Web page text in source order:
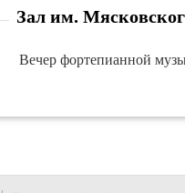
Зал им.
Вечер фортепианной